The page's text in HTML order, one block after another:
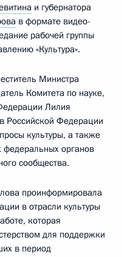
и губернатора
в формате видео-
рабочей группы
«Культура».
Министра
Комитета по науке,
Лилия
Российской Федерации
культуры, а также
федеральных органов
сообщества.
проинформировала
в отрасли культуры
которая
для поддержки
в период